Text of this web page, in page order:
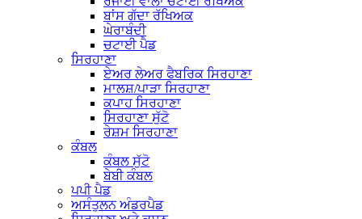
ਬਾਂਸ ਗੱਦਾ ਰੱਖਿਅਕ
ਘੇਰਾਬੰਦੀ
ਚਟਾਈ ਪੈਡ
ਸਿਰਹਾਣਾ
ਏਅਰ ਲੇਅਰ ਫੈਬਰਿਕ ਸਿਰਹਾਣਾ
ਮਾਲਸ਼/ਪਾੜਾ ਸਿਰਹਾਣਾ
ਕਪਾਹ ਸਿਰਹਾਣਾ
ਸਿਰਹਾਣਾ ਸੁੱਟੋ
ਰੇਸ਼ਮ ਸਿਰਹਾਣਾ
ਕੰਬਲ
ਕੰਬਲ ਸੁੱਟੋ
ਬੇਬੀ ਕੰਬਲ
ਪਪੀ ਪੈਡ
ਅਸੰਤੁਲਨ ਅੰਡਰਪੈਡ